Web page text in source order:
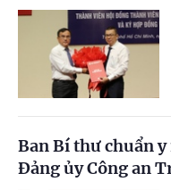
Ban Bí thư chuẩn
Đảng ủy Công an